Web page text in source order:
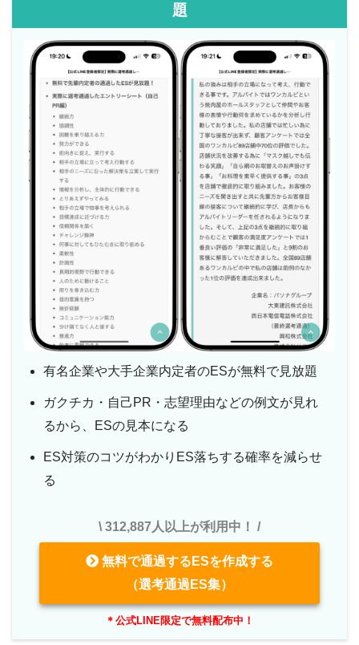
題
有名企業や大手企業内定者のESが無料で見放題
ガクチカ・自己PR・志望理由などの例文が見れ
るから、ESの見本になる
ES対策のコツがわかりES落ちする確率を減らせ
る
\ 312,887人以上が利用中！ /
無料で通過するESを作成する
（選考通過ES集）
＊公式LINE限定で無料配布中！